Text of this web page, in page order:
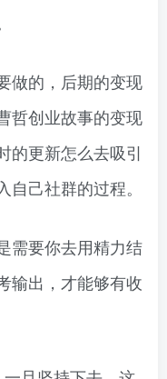
做的，后期的变现
哲创业故事的变现
的更新怎么去吸引
己社群的过程。
需要你去用精力结
输出，才能够有收